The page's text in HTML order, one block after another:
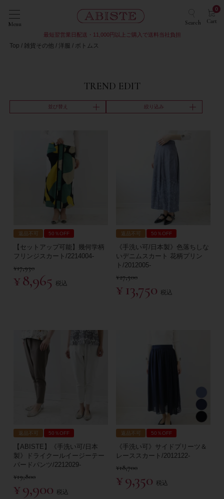
Menu Search Cart
0
最短翌営業日配送・11,000円以上ご購入で送料当社負担
Top 雑貨その他 洋服 ボトムス
TREND EDIT
並び替え 絞り込み
返品不可 50％OFF
【セットアップ可能】幾何学柄
フリンジスカート/2214004-
¥17,930
¥8,965 税込
返品不可 50％OFF
《手洗い可/日本製》色落ちしな
いデニムスカート 花柄プリン
ト/2012005-
¥27,500
¥ 13,750 税込
返品不可 50％OFF
【ABISTE】《手洗い可/日本
製》ドライクールイージーテー
パードパンツ/2212029-
¥19,800
¥9,900 税込
返品不可 50％OFF
《手洗い可》サイドプリーツ＆
レーススカート/2012122-
¥18,700
¥9,350 税込